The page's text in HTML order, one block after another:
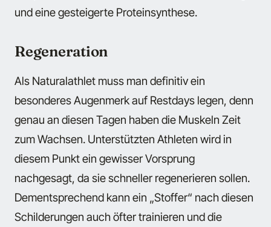
und eine gesteigerte Proteinsynthese.
Regeneration
Als Naturalathlet muss man definitiv ein
besonderes Augenmerk auf Restdays legen, denn
genau an diesen Tagen haben die Muskeln Zeit
zum Wachsen. Unterstützten Athleten wird in
diesem Punkt ein gewisser Vorsprung
nachgesagt, da sie schneller regenerieren sollen.
Dementsprechend kann ein „Stoffer“ nach diesen
Schilderungen auch öfter trainieren und die